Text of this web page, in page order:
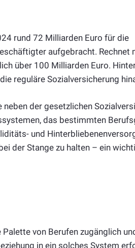
rund 72 Milliarden Euro für die
aufgebracht. Rechnet
über 100 Milliarden Euro.
reguläre Sozialversicherung
der gesetzlichen
das bestimmten
und
der Stange zu halten – ein
von Berufen zugänglich
in ein solches System